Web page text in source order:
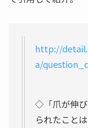
http://
a/
◇「爪が伸び
られたこと